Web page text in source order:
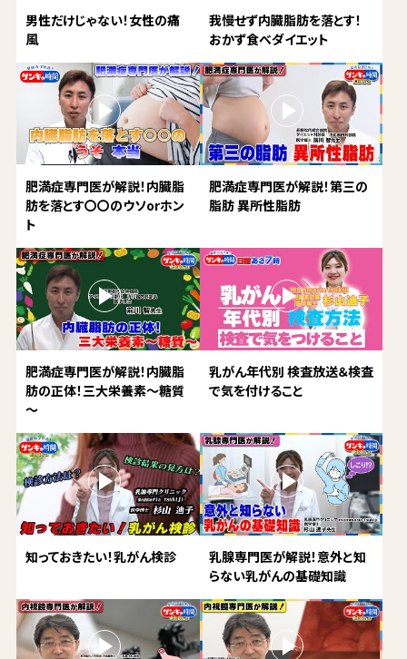
男性だけじゃない！女性の痛
風
我慢せず内臓脂肪を落とす！
おかず食べダイエット
肥満症専門医が解説！内臓脂
肪を落とす〇〇のウソorホン
ト
肥満症専門医が解説！第三の
脂肪 異所性脂肪
肥満症専門医が解説！内臓脂
肪の正体！三大栄養素～糖質
～
乳がん年代別 検査放送＆検査
で気を付けること
知っておきたい！乳がん検診
乳腺専門医が解説！意外と知
らない乳がんの基礎知識